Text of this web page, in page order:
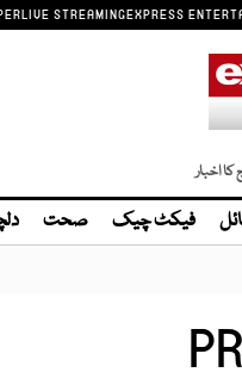
LIVE STREAMINGEXPRESS
کا اخبار
فیکٹ چیک صحت